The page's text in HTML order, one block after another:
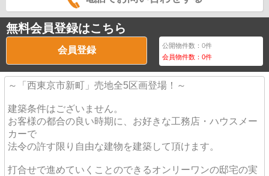
無料会員登録はこちら
会員登録 公開物件数：0件
会員物件数：0件
～「西東京市新町」売地全5区画登場！～
建築条件はございません。
お客様の都合の良い時期に、お好きな工務店・ハウスメー
カーで
法令の許す限り自由な建物を建築して頂けます。
打合せで進めていくことのできるオンリーワンの邸宅の実